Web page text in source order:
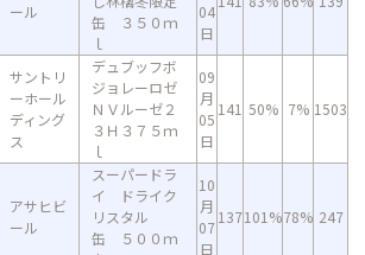
ール
缶 ３５０ｍ
ｌ
04
日
サントリ
ーホール
ディング
ス
デュブッフボ
ジョレーロゼ
ＮＶルーゼ２
３Ｈ３７５ｍ
ｌ
09
月
05
日
141 50% 7% 1503
アサヒビ
ール
スーパードラ
イ ドライク
リスタル
缶 ５００ｍ
10
月
07
日
137101%78% 247